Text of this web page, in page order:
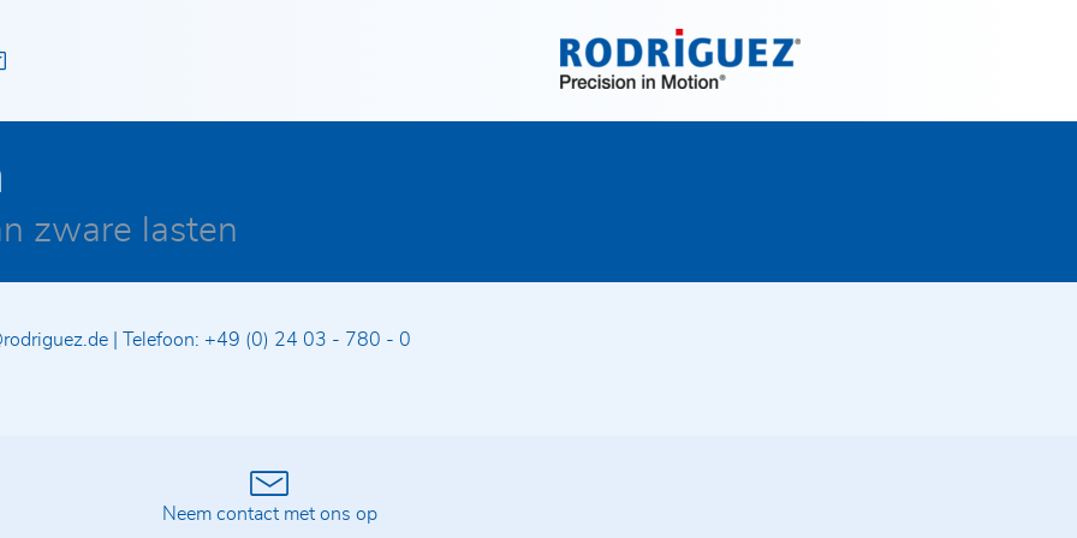
zware lasten
Telefoon: +49 (0) 24 03 - 780 - 0
Neem contact met ons op